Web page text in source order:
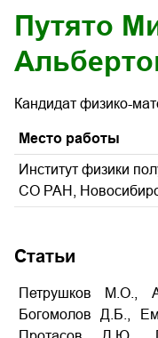
Путято
Кандидат физико-
Место работы
Институт физики
СО РАН,
Статьи
Петрушков М.О.,
Богомолов Д.Б.,